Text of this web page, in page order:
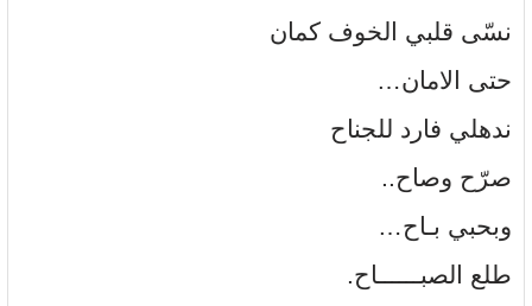
نسّى قلبي الخوف كمان
حتى الامان…
ندهلي فارد للجناح
صرّح وصاح..
وبحبي بـاح…
طلع الصبــــــاح.